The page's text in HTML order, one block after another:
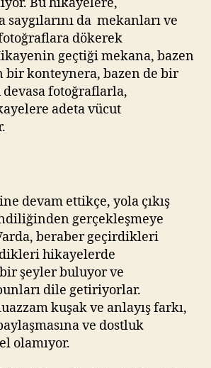
saygılarını da mekanları ve
dökerek
geçtiği mekana, bazen
bir konteynera, bazen de bir
devasa fotoğraflarla,
adeta vücut
devam ettikçe, yola çıkış
gerçekleşmeye
beraber geçirdikleri
hikayelerde
şeyler buluyor ve
dile getiriyorlar.
kuşak ve anlayış farkı,
ve dostluk
olamıyor.